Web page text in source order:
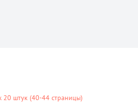
штук (40-44 страницы)